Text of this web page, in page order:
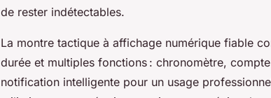
de rester indétectables.
La montre tactique à affichage numérique fiable
durée et multiples fonctions : chronomètre,
notification intelligente pour un usage